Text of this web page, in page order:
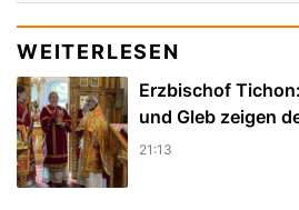
WEITERLESEN
Erzbischof
und Gleb zeigen
21:13